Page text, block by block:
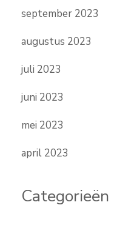
september 2023
augustus 2023
juli 2023
juni 2023
mei 2023
april 2023
Categorieën